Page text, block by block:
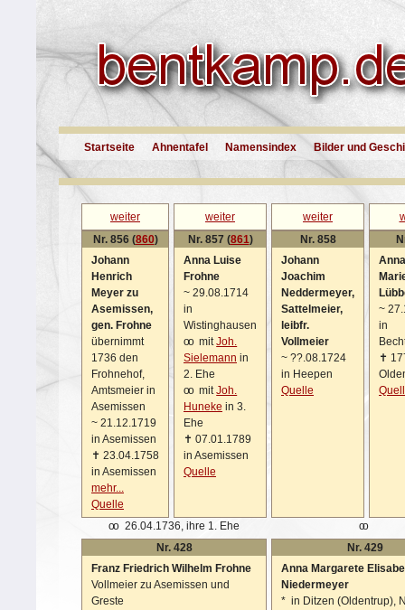
Startseite Ahnentafel Namensindex Bilder und
weiter weiter weiter
Nr. 856 (860)
Johann
Henrich
Meyer zu
Asemissen,
gen. Frohne
übernimmt
1736 den
Frohnehof,
Amtsmeier in
Asemissen
~ 21.12.1719
in Asemissen
✝ 23.04.1758
in Asemissen
mehr...
Quelle
Nr. 857 (861)
Anna Luise
Frohne
~ 29.08.1714
in
Wistinghausen
oo mitJoh.
Sielemann in
2. Ehe
oo mitJoh.
Huneke in 3.
Ehe
✝ 07.01.1789
in Asemissen
Quelle
Nr. 858
Johann
Joachim
Neddermeyer,
Sattelmeier,
leibfr.
Vollmeier
~ ??.08.1724
in Heepen
Quelle
~
in
✝
oo 26.04.1736, ihre 1. Ehe
oo
Nr. 428
Franz Friedrich Wilhelm Frohne
Vollmeier zu Asemissen und
Greste
Nr. 429
Anna Margarete
Niedermeyer
* in Ditzen (Oldentrup),